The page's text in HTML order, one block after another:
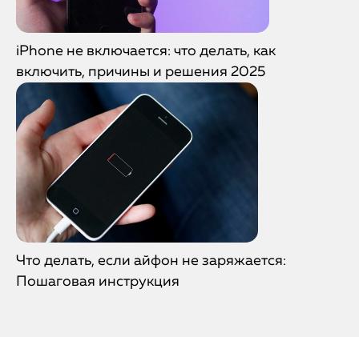
iPhone не включается: что делать, как
включить, причины и решения 2025
Что делать, если айфон не заряжается:
Пошаговая инструкция